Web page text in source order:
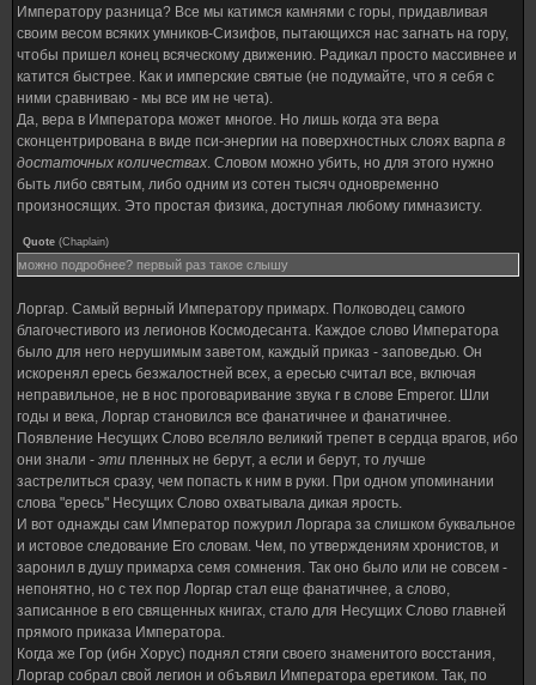
Императору разница? Все мы катимся камнями с горы, придавливая
своим весом всяких умников-Сизифов, пытающихся нас загнать на гору,
чтобы пришел конец всяческому движению. Радикал просто массивнее и
катится быстрее. Как и имперские святые (не подумайте, что я себя с
ними сравниваю - мы все им не чета).
Да, вера в Императора может многое. Но лишь когда эта вера
сконцентрирована в виде пси-энергии на поверхностных слоях варпа в
достаточных количествах. Словом можно убить, но для этого нужно
быть либо святым, либо одним из сотен тысяч одновременно
произносящих. Это простая физика, доступная любому гимназисту.
Quote (Chaplain)
можно подробнее? первый раз такое слышу
Лоргар. Самый верный Императору примарх. Полководец самого
благочестивого из легионов Космодесанта. Каждое слово Императора
было для него нерушимым заветом, каждый приказ - заповедью. Он
искоренял ересь безжалостней всех, а ересью считал все, включая
неправильное, не в нос проговаривание звука r в слове Emperor. Шли
годы и века, Лоргар становился все фанатичнее и фанатичнее.
Появление Несущих Слово вселяло великий трепет в сердца врагов, ибо
они знали - эти пленных не берут, а если и берут, то лучше
застрелиться сразу, чем попасть к ним в руки. При одном упоминании
слова "ересь" Несущих Слово охватывала дикая ярость.
И вот однажды сам Император пожурил Лоргара за слишком буквальное
и истовое следование Его словам. Чем, по утверждениям хронистов, и
заронил в душу примарха семя сомнения. Так оно было или не совсем -
непонятно, но с тех пор Лоргар стал еще фанатичнее, а слово,
записанное в его священных книгах, стало для Несущих Слово главней
прямого приказа Императора.
Когда же Гор (ибн Хорус) поднял стяги своего знаменитого восстания,
Лоргар собрал свой легион и объявил Императора еретиком. Так, по